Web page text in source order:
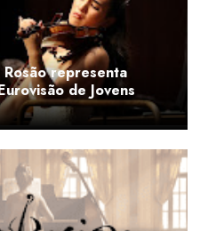
representa
de Jovens